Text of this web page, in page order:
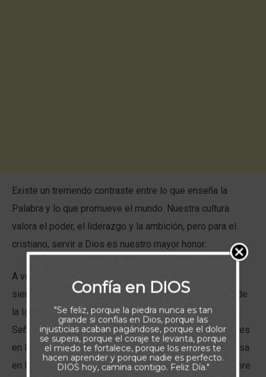
Existe un tremendo contraste entre lo que enseña la
Palabra y lo que promueve el mundo. Nuestra cultura
valora el poder, el liderazgo y la ambición, pero para el
cristiano, servir a Dios es nuestro mayor honor.
A veces la gente piensa erróneamente que sólo son
siervos de Dios los que participan en el trabajo oficial de
la Iglesia, pero todo creyente está llamado a servir al
Señor. Él nos coloca en situaciones, vocaciones y lugares
en los que podemos tener un impacto para Cristo. Piensa
en la ama de casa que cría hijos piadosos o en un hombre
Confía en DIOS
"Se feliz, porque la piedra nunca es tan
grande si confías en Dios, porque las
injusticias acaban pagándose, porque el dolor
se supera, porque el coraje te levanta, porque
el miedo te fortalece, porque los errores te
hacen aprender y porque nadie es perfecto.
DIOS hoy, camina contigo. Feliz Día."